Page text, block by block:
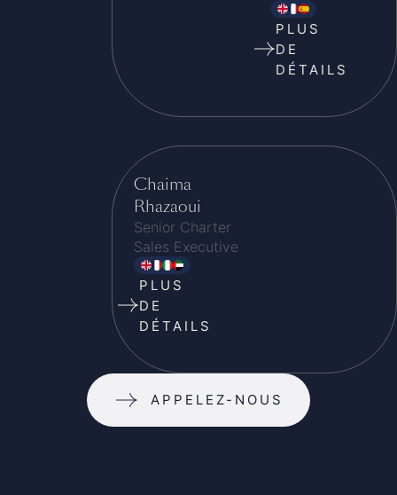
PLUS
DE
DÉTAILS
Chaima
Rhazaoui
Senior Charter
Sales Executive
PLUS
DE
DÉTAILS
APPELEZ-NOUS